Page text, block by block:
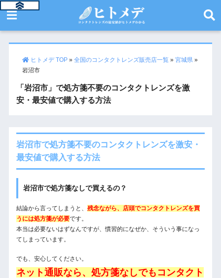
ヒトメデ TOP» 全国のコンタクトレンズ販売店一覧» 宮城県»
岩沼市
「岩沼市」で処方箋不要のコンタクトレンズを激
安・最安値で購入する方法
岩沼市で処方箋不要のコンタクトレンズを激安・
最安値で購入する方法
岩沼市で処方箋なしで買えるの？
結論から言ってしまうと、 残念ながら、店頭でコンタクトレンズを買
うには処方箋が必要です。
本当は必要ないはずなんですが、慣習的になぜか、そういう事になっ
てしまっています。
でも、安心してください。
ネット通販なら、処方箋なしでもコンタクト